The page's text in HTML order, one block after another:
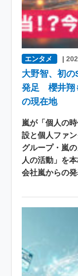
エンタメ |
大野智、初
発足 櫻井翔
の現在地
嵐が「個人の
設と個人ファ
グループ・嵐
人の活動」を
会社嵐からの